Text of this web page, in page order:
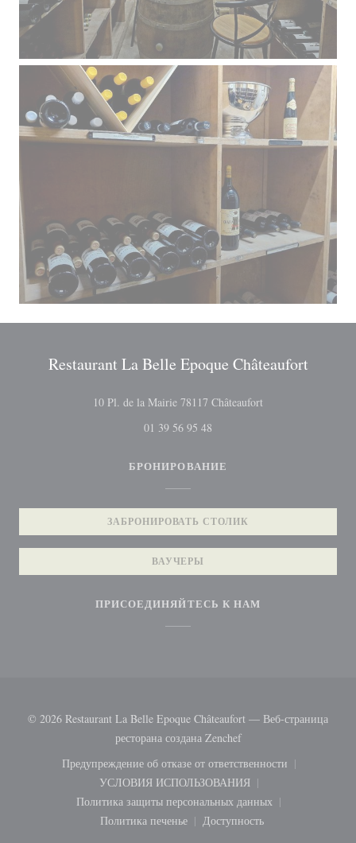
Restaurant La Belle Epoque Châteaufort
10 Pl. de la Mairie 78117 Châteaufort
01 39 56 95 48
БРОНИРОВАНИЕ
ЗАБРОНИРОВАТЬ СТОЛИК
ВАУЧЕРЫ
ПРИСОЕДИНЯЙТЕСЬ К НАМ
© 2026 Restaurant La Belle Epoque Châteaufort — Веб-страница
ресторана создана Zenchef((открывается в новом
Предупреждение об отказе от ответственности
((открывается в новом окне))
УСЛОВИЯ ИСПОЛЬЗОВАНИЯ
((открывается в новом окне))
Политика защиты персональных данных
((открывается в новом окне))
Политика печенье
((открывается в новом окне))
Доступность
((открывается в новом